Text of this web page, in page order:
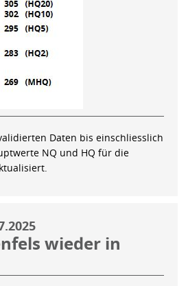
Daten bis einschliesslich
NQ und HQ für die
wieder in